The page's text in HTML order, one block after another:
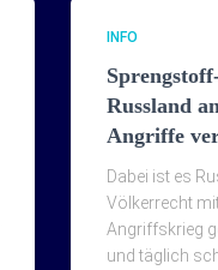
INFO
Russland
Angriffe
Dabei ist es
Völkerrecht
Angriffskrieg
und täglich